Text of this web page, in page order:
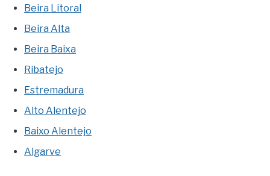
Beira Litoral
Beira Alta
Beira Baixa
Ribatejo
Estremadura
Alto Alentejo
Baixo Alentejo
Algarve